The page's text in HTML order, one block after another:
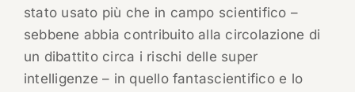
stato usato più che in campo scientifico –
sebbene abbia contribuito alla circolazione di
un dibattito circa i rischi delle super
intelligenze – in quello fantascientifico e lo